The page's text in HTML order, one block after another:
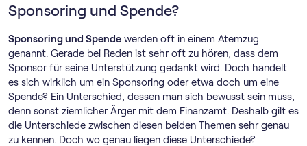
Sponsoring und Spende?
Sponsoring und Spende werden oft in einem Atemzug
genannt. Gerade bei Reden ist sehr oft zu hören, dass dem
Sponsor für seine Unterstützung gedankt wird. Doch handelt
es sich wirklich um ein Sponsoring oder etwa doch um eine
Spende? Ein Unterschied, dessen man sich bewusst sein muss,
denn sonst ziemlicher Ärger mit dem Finanzamt. Deshalb gilt es
die Unterschiede zwischen diesen beiden Themen sehr genau
zu kennen. Doch wo genau liegen diese Unterschiede?